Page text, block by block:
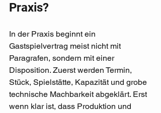
Praxis?
In der Praxis beginnt ein
Gastspielvertrag meist nicht mit
Paragrafen, sondern mit einer
Disposition. Zuerst werden Termin,
Stück, Spielstätte, Kapazität und grobe
technische Machbarkeit abgeklärt. Erst
wenn klar ist, dass Produktion und